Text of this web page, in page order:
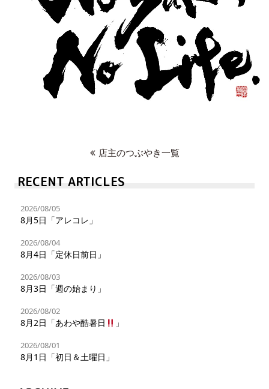
店主のつぶやき一覧
RECENT ARTICLES
2026/08/05
8月5日「アレコレ」
2026/08/04
8月4日「定休日前日」
2026/08/03
8月3日「週の始まり」
2026/08/02
8月2日「あわや酷暑日 」
2026/08/01
8月1日「初日＆土曜日」